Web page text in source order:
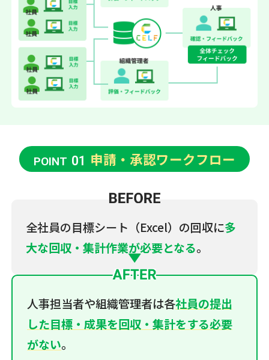
POINT 01 申請・承認ワークフロー
全社員の目標シート（Excel）の回収に多
大な回収・集計作業が必要となる。
人事担当者や組織管理者は各社員の提出
した目標・成果を回収・集計をする必要
がない。